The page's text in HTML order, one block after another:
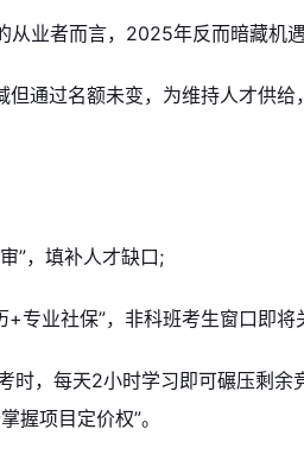
业者而言，2025年反而暗藏机遇
但通过名额未变，为维持人才供
”，填补人才缺口;
专业社保”，非科班考生窗口即将
时，每天2小时学习即可碾压剩余
握项目定价权”。